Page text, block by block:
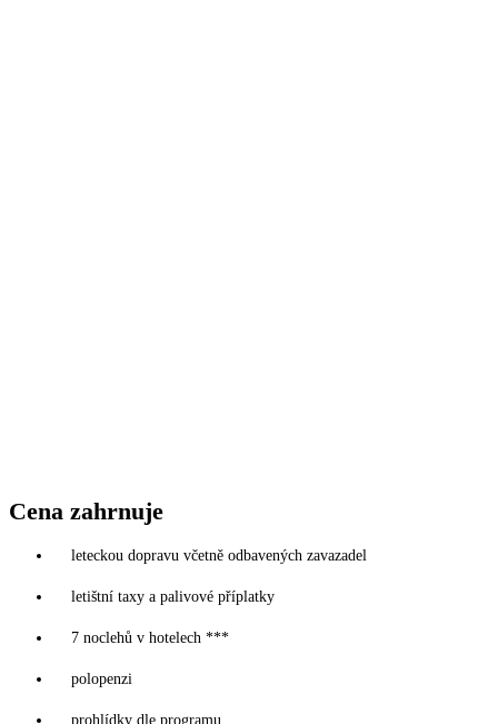
Cena zahrnuje
leteckou dopravu včetně odbavených zavazadel
letištní taxy a palivové příplatky
7 noclehů v hotelech ***
polopenzi
prohlídky dle programu